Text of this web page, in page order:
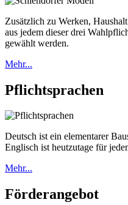
Zusätzlich zu Werken,
aus jedem dieser drei
gewählt werden.
Mehr...
Pflichtsprachen
Deutsch ist ein elementarer
Englisch ist heutzutage für
Mehr...
Förderangebot